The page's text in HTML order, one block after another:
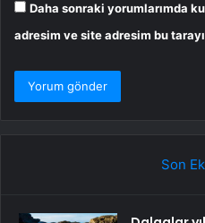
Daha sonraki yorumlarımda
adresim ve site adresim bu
Son